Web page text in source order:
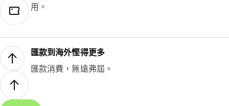
用。
匯款到海外慳得更多
匯款消費，無遠弗屆。